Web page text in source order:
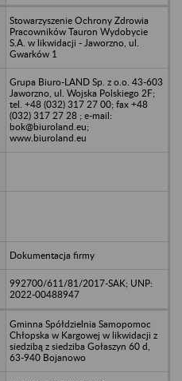
Stowarzyszenie Ochrony Zdrowia
Pracowników Tauron Wydobycie
S.A. w likwidacji - Jaworzno, ul.
Gwarków 1
Grupa Biuro-LAND Sp. z o.o. 43-603
Jaworzno, ul. Wojska Polskiego 2F;
tel. +48 (032) 317 27 00; fax +48
(032) 317 27 28 ; e-mail:
bok@biuroland.eu;
www.biuroland.eu
Dokumentacja firmy
992700/611/81/2017-SAK; UNP:
2022-00488947
Gminna Spółdzielnia Samopomoc
Chłopska w Kargowej w likwidacji z
siedzibą z siedziba Gołaszyn 60 d,
63-940 Bojanowo